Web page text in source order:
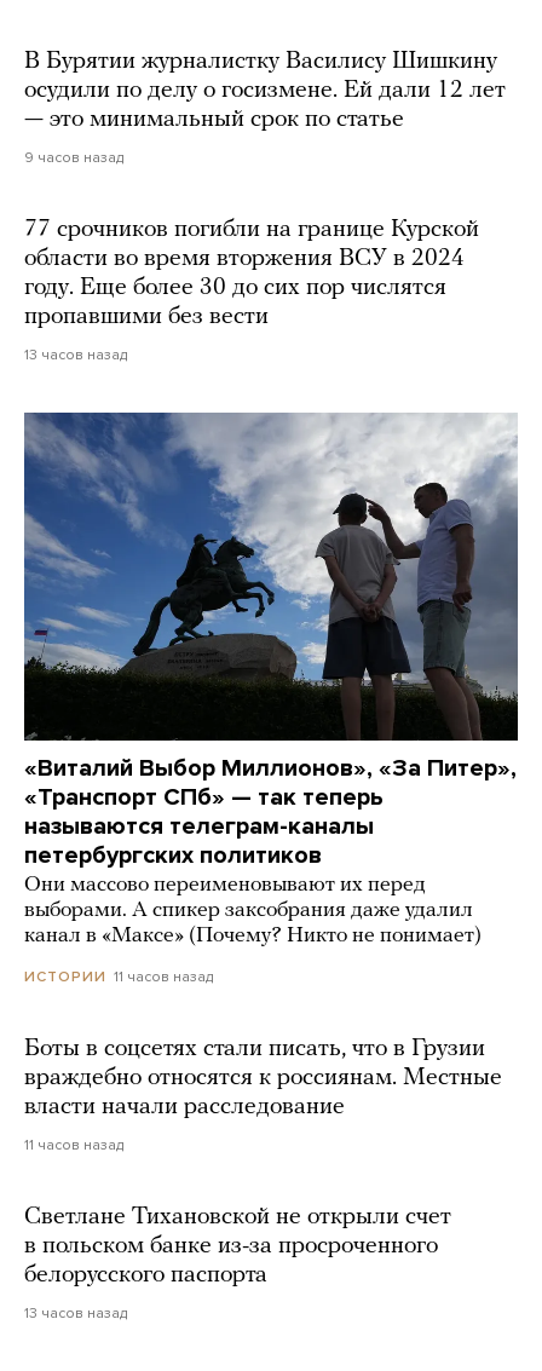
В Бурятии журналистку Василису Шишкину
осудили по делу о госизмене. Ей дали 12 лет
— это минимальный срок по статье
9 часов назад
77 срочников погибли на границе Курской
области во время вторжения ВСУ в 2024
году. Еще более 30 до сих пор числятся
пропавшими без вести
13 часов назад
«Виталий Выбор Миллионов», «За Питер»,
«Транспорт СПб» — так теперь
называются телеграм-каналы
петербургских политиков
Они массово переименовывают их перед
выборами. А спикер заксобрания даже удалил
канал в «Максе» (Почему? Никто не понимает)
ИСТОРИИ 11 часов назад
Боты в соцсетях стали писать, что в Грузии
враждебно относятся к россиянам. Местные
власти начали расследование
11 часов назад
Светлане Тихановской не открыли счет
в польском банке из-за просроченного
белорусского паспорта
13 часов назад